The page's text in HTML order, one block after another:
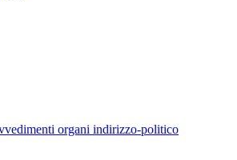
organi indirizzo-politico